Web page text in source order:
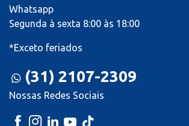
Whatsapp
Segunda à sexta 8:00 às 18:00
*Exceto feriados
(31) 2107-2309
Nossas Redes Sociais